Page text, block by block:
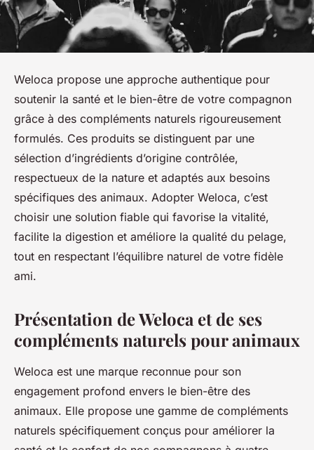
Weloca propose une approche authentique pour
soutenir la santé et le bien-être de votre compagnon
grâce à des compléments naturels rigoureusement
formulés. Ces produits se distinguent par une
sélection d’ingrédients d’origine contrôlée,
respectueux de la nature et adaptés aux besoins
spécifiques des animaux. Adopter Weloca, c’est
choisir une solution fiable qui favorise la vitalité,
facilite la digestion et améliore la qualité du pelage,
tout en respectant l’équilibre naturel de votre fidèle
ami.
Présentation de Weloca et de ses
compléments naturels pour animaux
Weloca est une marque reconnue pour son
engagement profond envers le bien-être des
animaux. Elle propose une gamme de compléments
naturels spécifiquement conçus pour améliorer la